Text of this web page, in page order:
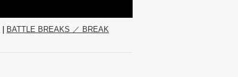
BATTLE BREAKS ／ BREAK